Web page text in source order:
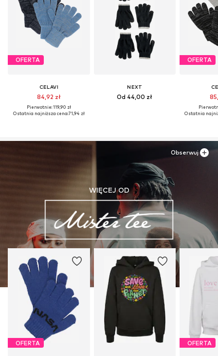
OFERTA
CELAVI
84,92 zł
Pierwotnie: 119,90 zł
Ostatnia najniższa cena:71,94 zł
NEXT
Od 44,00 zł
OFERTA
Ostatnia
WIĘCEJ OD
OFERTA OFERTA
Obserwuj